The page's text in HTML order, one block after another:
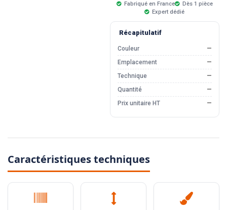
Fabriqué en France
Dès 1 pièce
Expert dédié
Récapitulatif
Couleur
—
Emplacement
—
Technique
—
Quantité
—
Prix unitaire HT
—
Caractéristiques techniques